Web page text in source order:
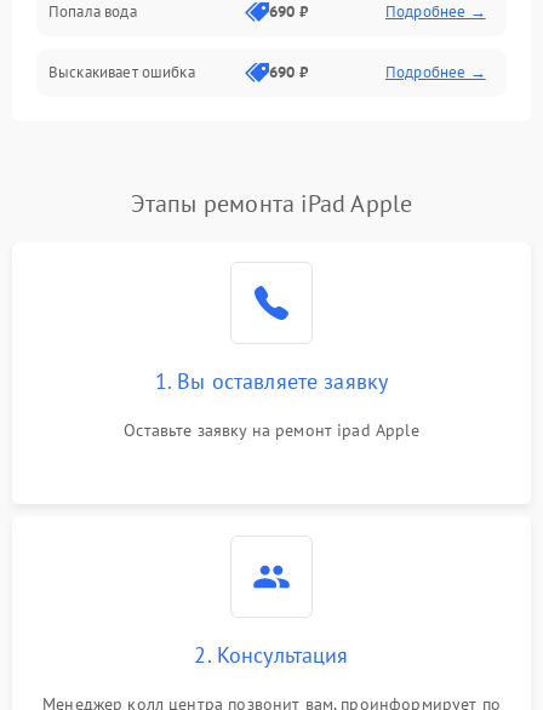
Разговор (микрофон, динамик)
Перегрев и нестабильная работа
Сеть и интернет
Память и данные
Режим работы
Попала вода 690 ₽ Подробнее →
Выскакивает ошибка 690 ₽ Подробнее →
Этапы ремонта iPad Apple
1. Вы оставляете заявку
Оставьте заявку на ремонт ipad Apple
2. Консультация
Менеджер колл центра позвонит вам, проинформирует по